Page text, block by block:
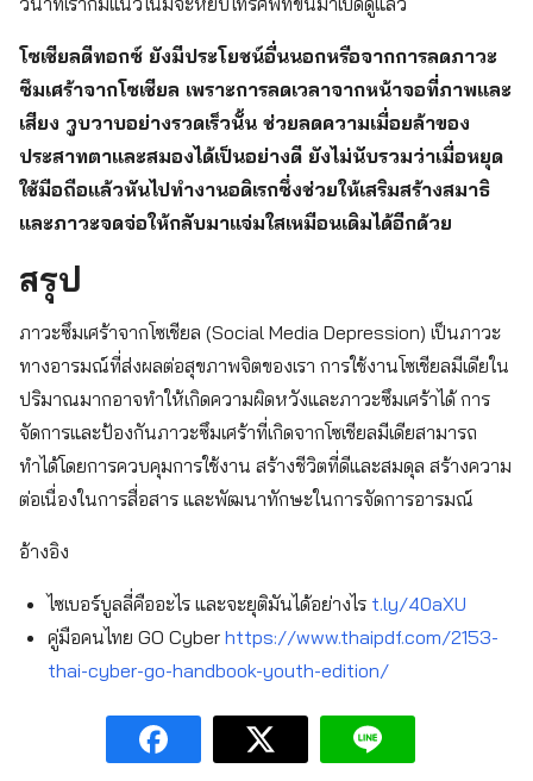
โซเชียลดีทอกซ์ ยังมีประโยชน์อื่นนอกหรือจากการลดภาวะ
ซึมเศร้าจากโซเชียล เพราะการลดเวลาจากหน้าจอที่ภาพและ
เสียง วูบวาบอย่างรวดเร็วนั้น ช่วยลดความเมื่อยล้าของ
ประสาทตาและสมองได้เป็นอย่างดี ยังไม่นับรวมว่าเมื่อหยุด
ใช้มือถือแล้วหันไปทำงานอดิเรกซึ่งช่วยให้เสริมสร้างสมาธิ
และภาวะจดจ่อให้กลับมาแจ่มใสเหมือนเดิมได้อีกด้วย
สรุป
ภาวะซึมเศร้าจากโซเชียล (Social Media Depression) เป็นภาวะ
ทางอารมณ์ที่ส่งผลต่อสุขภาพจิตของเรา การใช้งานโซเชียลมีเดียใน
ปริมาณมากอาจทำให้เกิดความผิดหวังและภาวะซึมเศร้าได้ การ
จัดการและป้องกันภาวะซึมเศร้าที่เกิดจากโซเชียลมีเดียสามารถ
ทำได้โดยการควบคุมการใช้งาน สร้างชีวิตที่ดีและสมดุล สร้างความ
ต่อเนื่องในการสื่อสาร และพัฒนาทักษะในการจัดการอารมณ์
อ้างอิง
ไซเบอร์บูลลี่คืออะไร และจะยุติมันได้อย่างไร t.ly/40aXU
คู่มือคนไทย GO Cyber https://www.thaipdf.com/2153-
thai-cyber-go-handbook-youth-edition/